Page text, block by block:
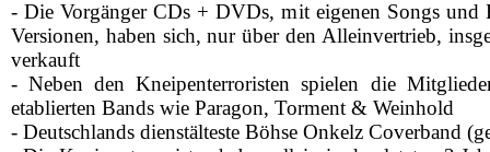
- Die Vorgänger CDs + DVDs, mit eigenen Songs und
Versionen, haben sich, nur über den Alleinvertrieb,
verkauft
- Neben den Kneipenterroristen spielen die
etablierten Bands wie Paragon, Torment & Weinhold
- Deutschlands dienstälteste Böhse Onkelz Coverband